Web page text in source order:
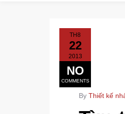
TH8
22
2013
NO
COMMENTS
By Thiết kế